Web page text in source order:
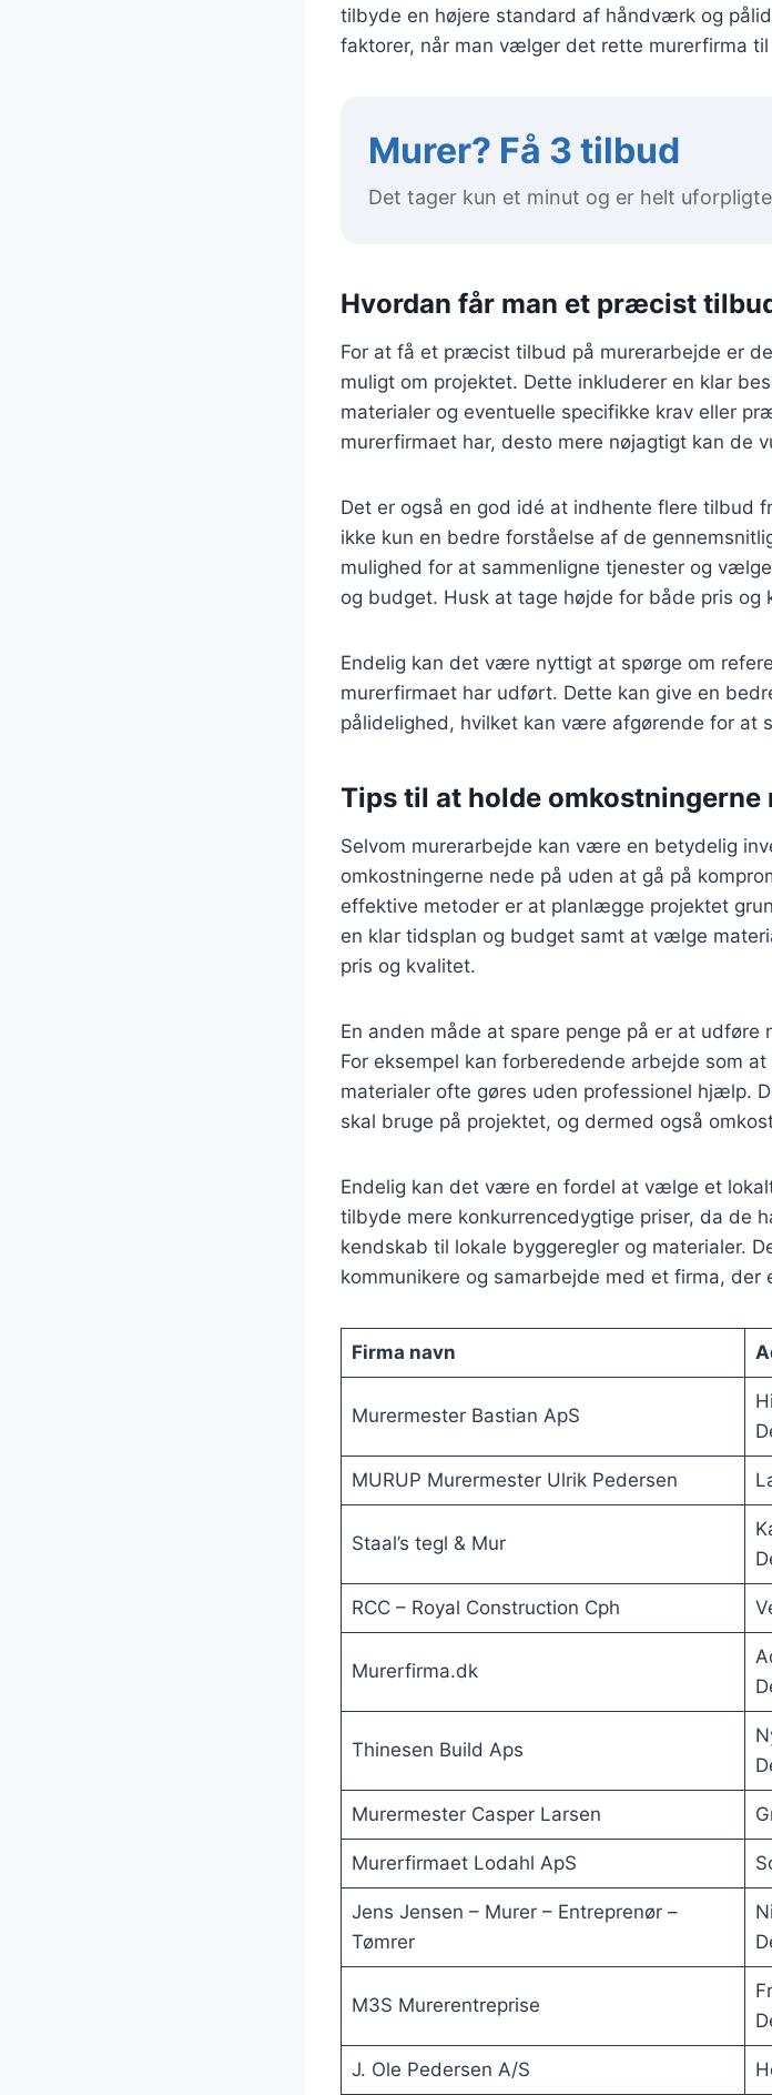
tilbyde en højere standard af håndværk og
faktorer, når man vælger det rette murerfirma
Murer? Få 3 tilbud
Det tager kun et minut og er helt
Hvordan får man et præcist
For at få et præcist tilbud på murerarbejde er
muligt om projektet. Dette inkluderer en klar
materialer og eventuelle specifikke krav eller
murerfirmaet har, desto mere nøjagtigt kan de
Det er også en god idé at indhente flere tilbud
ikke kun en bedre forståelse af de
mulighed for at sammenligne tjenester og
og budget. Husk at tage højde for både pris
Endelig kan det være nyttigt at spørge om
murerfirmaet har udført. Dette kan give en
pålidelighed, hvilket kan være afgørende for at
Tips til at holde omkostningerne
Selvom murerarbejde kan være en betydelig
omkostningerne nede på uden at gå på
effektive metoder er at planlægge projektet
en klar tidsplan og budget samt at vælge
pris og kvalitet.
En anden måde at spare penge på er at
For eksempel kan forberedende arbejde som
materialer ofte gøres uden professionel hjælp.
skal bruge på projektet, og dermed også
Endelig kan det være en fordel at vælge et
tilbyde mere konkurrencedygtige priser, da de
kendskab til lokale byggeregler og materialer.
kommunikere og samarbejde med et firma, der
Firma navn
Murermester Bastian ApS
MURUP Murermester Ulrik Pedersen
Staal’s tegl & Mur
RCC – Royal Construction Cph
Murerfirma.dk
Thinesen Build Aps
Murermester Casper Larsen
Murerfirmaet Lodahl ApS
Jens Jensen – Murer – Entreprenør –
Tømrer
M3S Murerentreprise
J. Ole Pedersen A/S